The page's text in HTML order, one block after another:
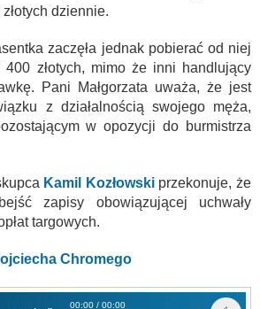
złotych dziennie.
zaczęła jednak pobierać od niej
400 złotych, mimo że inni handlujący
Pani Małgorzata uważa, że jest
z działalnością swojego męża,
w opozycji do burmistrza
Kamil Kozłowskiprzekonuje, że
zapisy obowiązującej uchwały
targowych.
Chromego
00:00 / 00:00